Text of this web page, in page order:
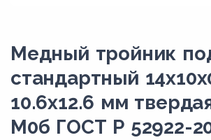
Медный тройник
стандартный
10.6х12.6 мм
М0б ГОСТ Р 52922-